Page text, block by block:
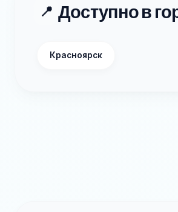
📍 Доступно в
Красноярск